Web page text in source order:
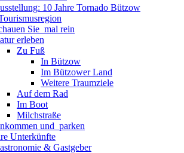
10 Jahre Tornado Bützow
Sie ­ mal rein
erleben
Zu Fuß
In Bützow
Im Bützower Land
Weitere Traumziele
Auf dem Rad
Im Boot
Milchstraße
und ­ parken
Unterkünfte
& Gastgeber